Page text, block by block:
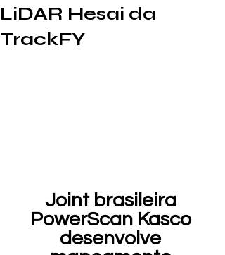
LiDAR Hesai da
TrackFY
Joint brasileira
PowerScan Kasco
desenvolve